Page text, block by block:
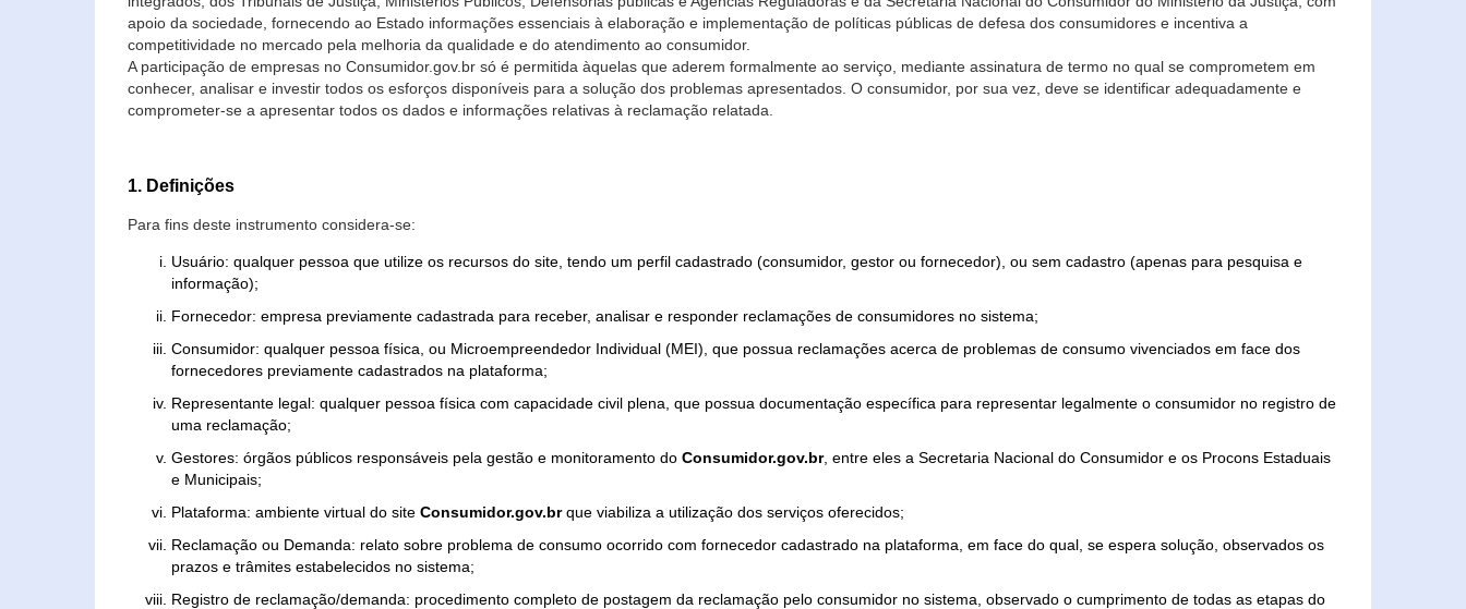
apoio da sociedade, fornecendo ao Estado informações essenciais à elaboração e implementação de políticas públicas de defesa dos consumidores e incentiva a
competitividade no mercado pela melhoria da qualidade e do atendimento ao consumidor.
A participação de empresas no Consumidor.gov.br só é permitida àquelas que aderem formalmente ao serviço, mediante assinatura de termo no qual se comprometem em
conhecer, analisar e investir todos os esforços disponíveis para a solução dos problemas apresentados. O consumidor, por sua vez, deve se identificar adequadamente e
comprometer-se a apresentar todos os dados e informações relativas à reclamação relatada.
1. Definições
Para fins deste instrumento considera-se:
Usuário: qualquer pessoa que utilize os recursos do site, tendo um perfil cadastrado (consumidor, gestor ou fornecedor), ou sem cadastro (apenas para pesquisa e
informação);
Fornecedor: empresa previamente cadastrada para receber, analisar e responder reclamações de consumidores no sistema;
Consumidor: qualquer pessoa física, ou Microempreendedor Individual (MEI), que possua reclamações acerca de problemas de consumo vivenciados em face dos
fornecedores previamente cadastrados na plataforma;
Representante legal: qualquer pessoa física com capacidade civil plena, que possua documentação específica para representar legalmente o consumidor no registro de
uma reclamação;
Gestores: órgãos públicos responsáveis pela gestão e monitoramento do Consumidor.gov.br, entre eles a Secretaria Nacional do Consumidor e os Procons Estaduais
e Municipais;
Plataforma: ambiente virtual do site Consumidor.gov.brque viabiliza a utilização dos serviços oferecidos;
Reclamação ou Demanda: relato sobre problema de consumo ocorrido com fornecedor cadastrado na plataforma, em face do qual, se espera solução, observados os
prazos e trâmites estabelecidos no sistema;
Registro de reclamação/demanda: procedimento completo de postagem da reclamação pelo consumidor no sistema, observado o cumprimento de todas as etapas do